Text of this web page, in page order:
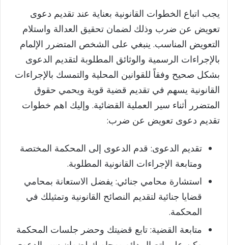
يجب اتباع الخطوات القانونية بعناية عند تقديم دعوى
تعويض عن ضرب وذلك لضمان تحقيق العدالة واستلام
التعويض المناسب. ينبغي على الشخص المتضرر الإلمام
بالإجراءات الرسمية والوثائق المطلوبة لتقديم الدعوى
بشكل صحيح وفقاً للقوانين المحلية والتمسك بالإجراءات
القانونية يسهم في تقديم قضية قوية ويحمي حقوق
المتضرر أثناء سير العملية القضائية. وإليك اهم خطوات
تقديم دعوى تعويض عن ضرب:
تقديم الدعوى: قدم الدعوى إلى المحكمة المختصة
ومتابعة الإجراءات القانونية المطلوبة.
استشارة محامي جنائي: يفضل الاستعانة بمحامي
قضايا جنائية لتقديم النصائح القانونية وتمثيلك في
المحكمة.
متابعة القضية: تابع قضيتك وحضر جلسات المحكمة